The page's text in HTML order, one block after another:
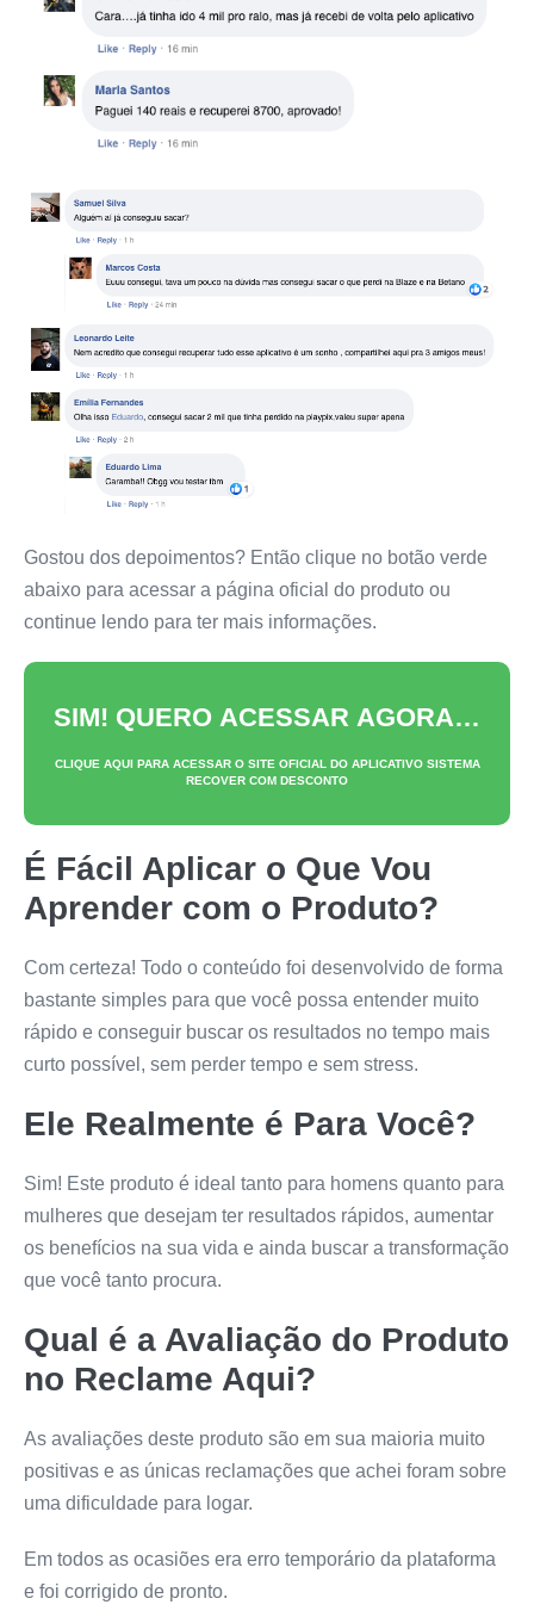
Gostou dos depoimentos? Então clique no botão verde
abaixo para acessar a página oficial do produto ou
continue lendo para ter mais informações.
SIM! QUERO ACESSAR AGORA…
CLIQUE AQUI PARA ACESSAR O SITE OFICIAL DO APLICATIVO SISTEMA
RECOVER COM DESCONTO
É Fácil Aplicar o Que Vou
Aprender com o Produto?
Com certeza! Todo o conteúdo foi desenvolvido de forma
bastante simples para que você possa entender muito
rápido e conseguir buscar os resultados no tempo mais
curto possível, sem perder tempo e sem stress.
Ele Realmente é Para Você?
Sim! Este produto é ideal tanto para homens quanto para
mulheres que desejam ter resultados rápidos, aumentar
os benefícios na sua vida e ainda buscar a transformação
que você tanto procura.
Qual é a Avaliação do Produto
no Reclame Aqui?
As avaliações deste produto são em sua maioria muito
positivas e as únicas reclamações que achei foram sobre
uma dificuldade para logar.
Em todos as ocasiões era erro temporário da plataforma
e foi corrigido de pronto.